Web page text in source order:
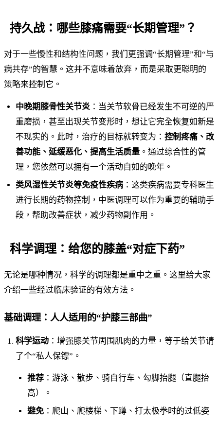
持久战：哪些膝痛需要“长期管理”？
对于一些慢性和结构性问题，我们更强调“长期管理”和“与
病共存”的智慧。这并不意味着放弃，而是采取更聪明的
策略来控制它。
中晚期膝骨性关节炎 ：当关节软骨已经发生不可逆的严
重磨损，甚至出现关节变形时，想让它完全恢复如新是
不现实的。此时，治疗的目标就转变为： 控制疼痛、改
善功能、延缓恶化、提高生活质量 。通过综合性的管
理，您依然可以拥有一个活动自如的晚年。
类风湿性关节炎等免疫性疾病 ：这类疾病需要专科医生
进行长期的药物控制，中医调理可以作为重要的辅助手
段，帮助改善症状，减少药物副作用。
科学调理：给您的膝盖“对症下药”
无论是哪种情况，科学的调理都是重中之重。这里给大家
介绍一些经过临床验证的有效方法。
基础调理：人人适用的“护膝三部曲”
科学运动 ：增强膝关节周围肌肉的力量，等于给关节请
了个“私人保镖”。
推荐 ：游泳、散步、骑自行车、勾脚抬腿（直腿抬
高）。
避免 ：爬山、爬楼梯、下蹲、打太极拳时的过低姿